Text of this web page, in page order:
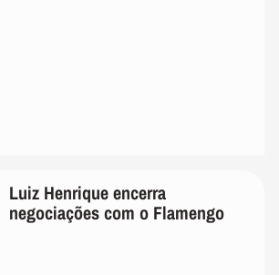
Luiz Henrique encerra
negociações com o Flamengo